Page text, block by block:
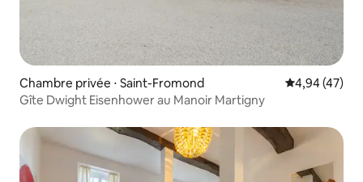
Chambre privée ⋅ Saint-Fromond Évaluation
4,94 (47)
Gîte Dwight Eisenhower au Manoir Martigny